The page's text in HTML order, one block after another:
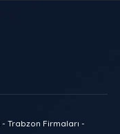
Trabzon Firmaları -